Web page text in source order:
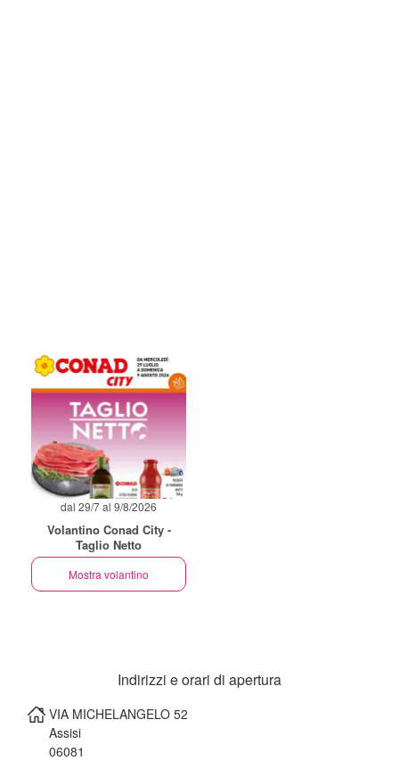
dal 29/7 al 9/8/2026
Volantino Conad City -
Taglio Netto
Mostra volantino
Indirizzi e orari di apertura
VIA MICHELANGELO 52
Assisi
06081